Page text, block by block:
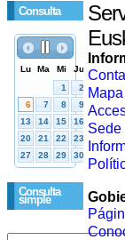
Consulta
Consulta
simple
Sede